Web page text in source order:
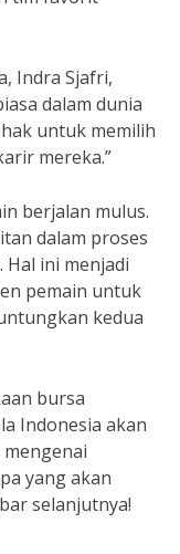
Indra Sjafri,
dalam dunia
untuk memilih
mereka.”
berjalan mulus.
dalam proses
ini menjadi
pemain untuk
kedua
bursa
Indonesia akan
yang akan
selanjutnya!